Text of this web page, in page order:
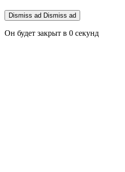
Dismiss ad Dismiss ad
Он будет закрыт в 0 секунд